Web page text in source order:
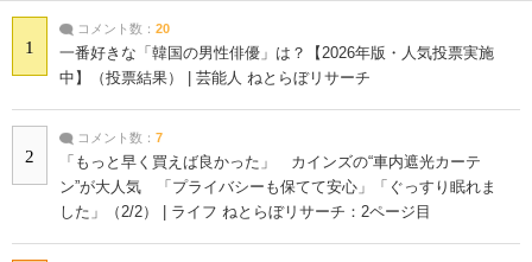
1
コメント数： 20
一番好きな「韓国の男性俳優」は？【2026年版・人気投票実施
中】（投票結果） | 芸能人 ねとらぼリサーチ
2
コメント数： 7
「もっと早く買えば良かった」 カインズの“車内遮光カーテ
ン”が大人気 「プライバシーも保てて安心」「ぐっすり眠れま
した」（2/2） | ライフ ねとらぼリサーチ：2ページ目